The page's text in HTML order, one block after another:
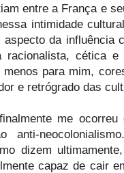
entre a França e
intimidade
da influência
racionalista, cética e
para mim,
e retrógrado das
me
anti-
dizem
capaz de cair